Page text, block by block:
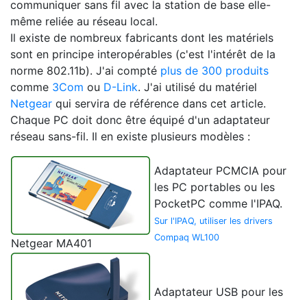
communiquer sans fil avec la station de base elle-
même reliée au réseau local.
Il existe de nombreux fabricants dont les matériels
sont en principe interopérables (c'est l'intérêt de la
norme 802.11b). J'ai compté plus de 300 produits
comme 3Com ou D-Link. J'ai utilisé du matériel
Netgear qui servira de référence dans cet article.
Chaque PC doit donc être équipé d'un adaptateur
réseau sans-fil. Il en existe plusieurs modèles :
Netgear MA401
Adaptateur PCMCIA pour
les PC portables ou les
PocketPC comme l'IPAQ.
Sur l'IPAQ, utiliser les drivers
Compaq WL100
Adaptateur USB pour les